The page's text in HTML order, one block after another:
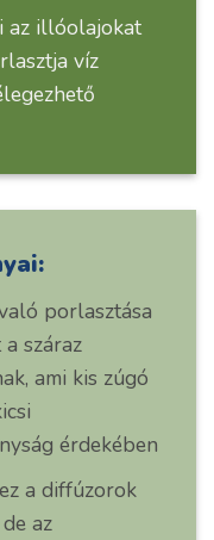
az illóolajokat
víz
porlasztása
száraz
ami kis zúgó
érdekében
a diffúzorok
az